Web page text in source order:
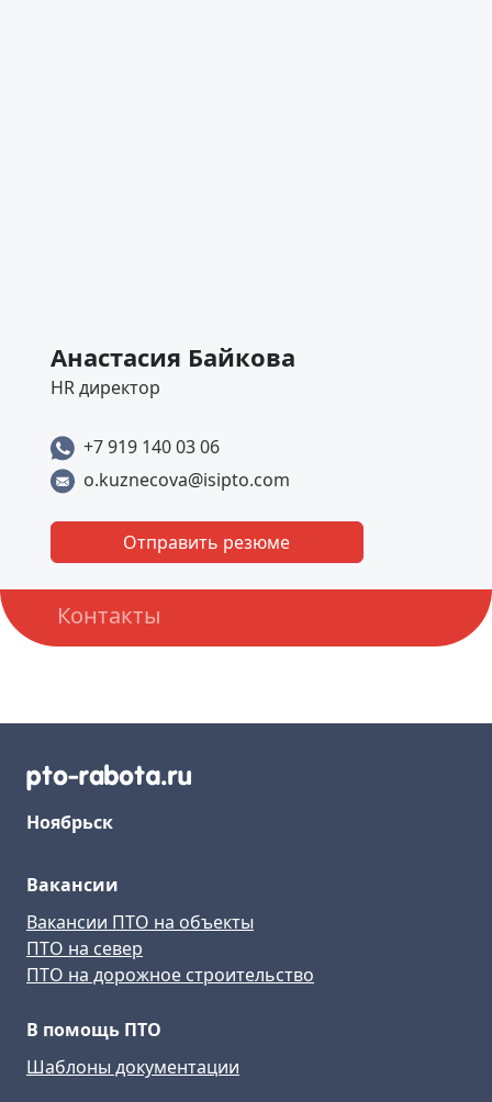
Анастасия Байкова
HR директор
+7 919 140 03 06
o.kuznecova@isipto.com
Отправить резюме
Контакты
Ноябрьск
Вакансии
Вакансии ПТО на объекты
ПТО на север
ПТО на дорожное строительство
В помощь ПТО
Шаблоны документации